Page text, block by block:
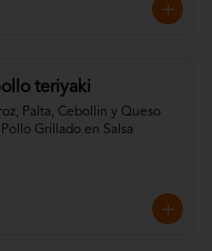
teriyaki
Palta, Cebollin y Queso
Grillado en Salsa